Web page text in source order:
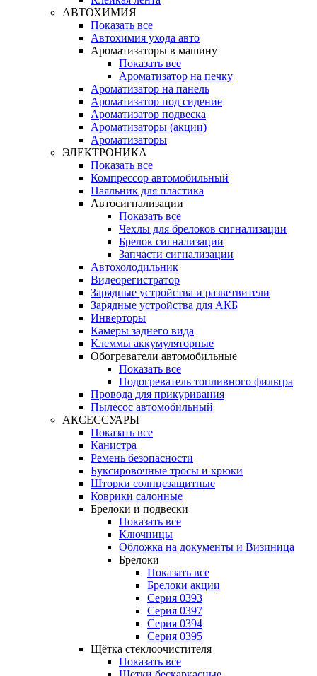
АВТОХИМИЯ
Показать все
Автохимия ухода авто
Ароматизаторы в машину
Показать все
Ароматизатор на печку
Ароматизатор на панель
Ароматизатор под сидение
Ароматизатор подвеска
Ароматизаторы (акции)
Ароматизаторы
ЭЛЕКТРОНИКА
Показать все
Компрессор автомобильный
Паяльник для пластика
Автосигнализации
Показать все
Чехлы для брелоков сигнализации
Брелок сигнализации
Запчасти сигнализации
Автохолодильник
Видеорегистратор
Зарядные устройства и разветвители
Зарядные устройства для АКБ
Инверторы
Камеры заднего вида
Клеммы аккумуляторные
Обогреватели автомобильные
Показать все
Подогреватель топливного фильтра
Провода для прикуривания
Пылесос автомобильный
АКСЕССУАРЫ
Показать все
Канистра
Ремень безопасности
Буксировочные тросы и крюки
Шторки солнцезащитные
Коврики салонные
Брелоки и подвески
Показать все
Ключницы
Обложка на документы и Визиница
Брелоки
Показать все
Брелоки акции
Серия 0393
Серия 0397
Серия 0394
Серия 0395
Щётка стеклоочистителя
Показать все